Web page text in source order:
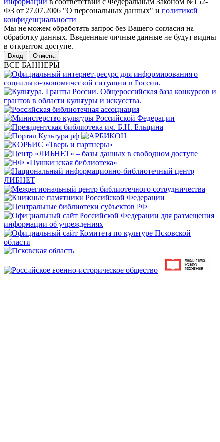
информации в соответствии с Федеральным Законом №152-
ФЗ от 27.07.2006 "О персональных данных" и политикой
конфиденциальности
Мы не можем обработать запрос без Вашего согласия на
обработку данных. Введенные личные данные не будут видны
в открытом доступе.
Отмена
ВСЕ БАННЕРЫ